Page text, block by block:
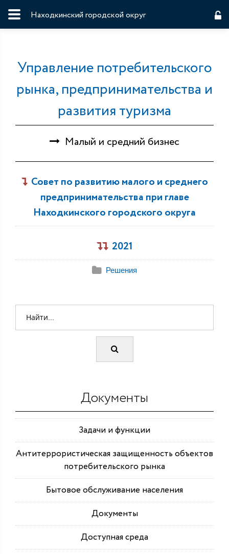
Находкинский городской округ
Управление потребительского
рынка, предпринимательства и
развития туризма
Малый и средний бизнес
Совет по развитию малого и среднего
предпринимательства при главе
Находкинского городского округа
2021
Решения
Документы
Задачи и функции
Антитеррористическая защищенность объектов
потребительского рынка
Бытовое обслуживание населения
Документы
Доступная среда